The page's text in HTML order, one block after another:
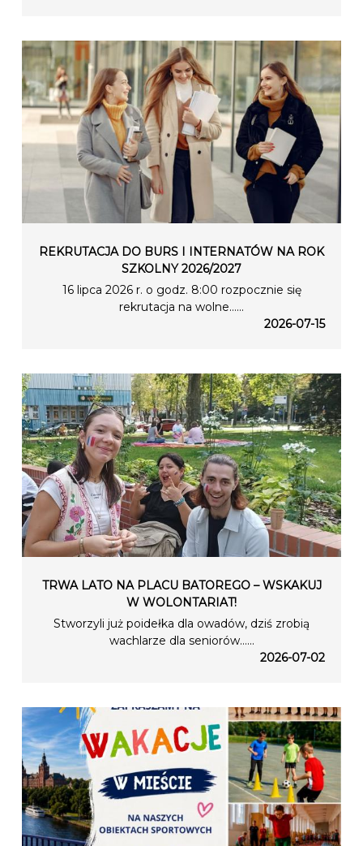
REKRUTACJA DO BURS I INTERNATÓW NA ROK
SZKOLNY 2026/2027
16 lipca 2026 r. o godz. 8:00 rozpocznie się
rekrutacja na wolne…...
2026-07-15
TRWA LATO NA PLACU BATOREGO – WSKAKUJ
W WOLONTARIAT!
Stworzyli już poidełka dla owadów, dziś zrobią
wachlarze dla seniorów…...
2026-07-02